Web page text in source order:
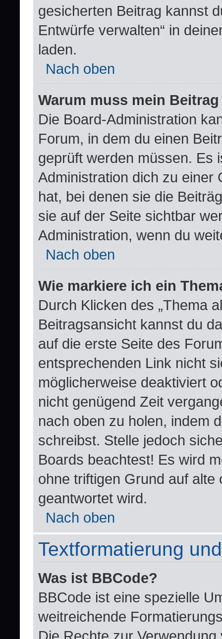
gesicherten Beitrag kannst
Entwürfe verwalten“ in
laden.
Nach oben
Warum muss mein
Die Board-Administration
Forum, in dem du einen
geprüft werden müssen. Es
Administration dich zu einer
hat, bei denen sie die
sie auf der Seite sichtbar
Administration, wenn du
Nach oben
Wie markiere ich ein
Durch Klicken des „Thema
Beitragsansicht kannst du
auf die erste Seite des
entsprechenden Link nicht
möglicherweise deaktiviert
nicht genügend Zeit
nach oben zu holen, indem
schreibst. Stelle jedoch
Boards beachtest! Es wird
ohne triftigen Grund auf
geantwortet wird.
Nach oben
Textformatierung
Was ist BBCode?
BBCode ist eine spezielle
weitreichende